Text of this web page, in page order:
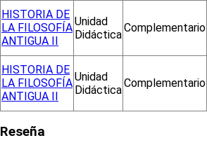
HISTORIA DE
LA FILOSOFÍA
ANTIGUA II
Unidad
Didáctica
Complementario
HISTORIA DE
LA FILOSOFÍA
ANTIGUA II
Unidad
Didáctica
Complementario
Reseña